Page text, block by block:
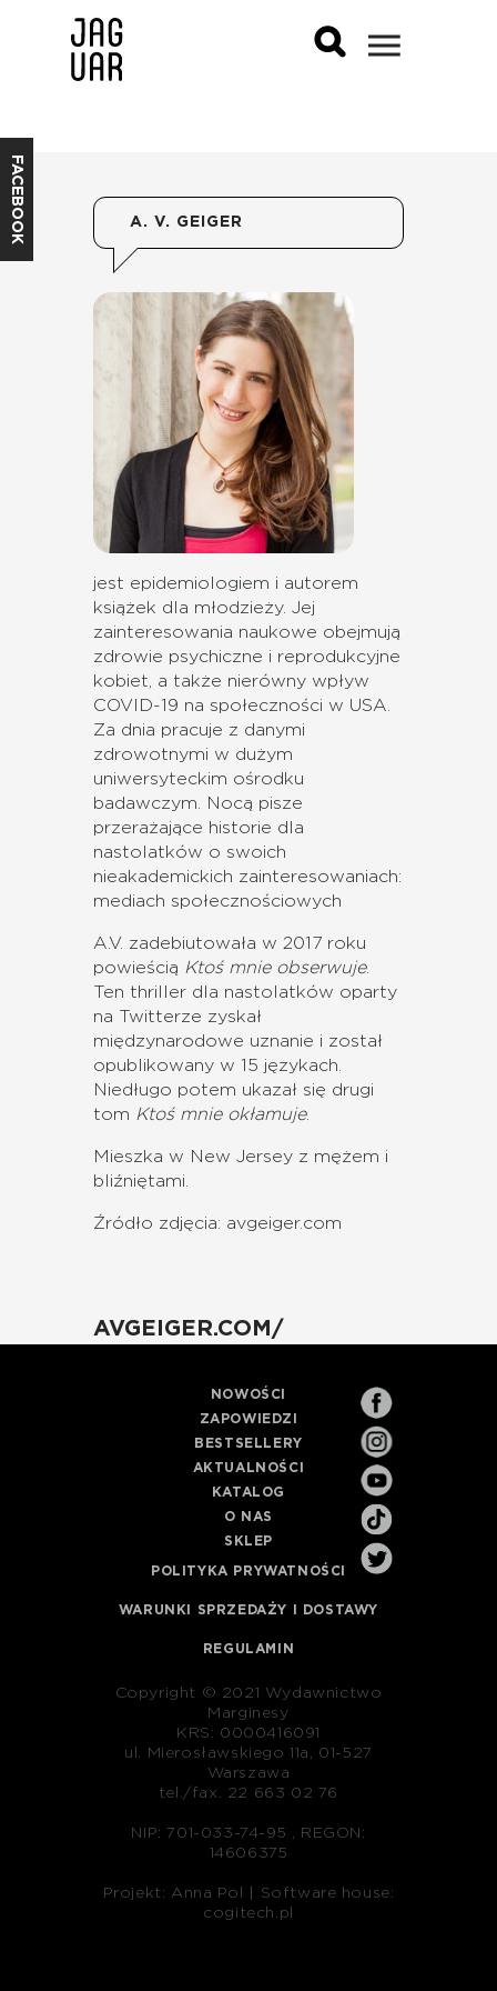
FACEBOOK A. V. GEIGER
jest epidemiologiem i autorem
książek dla młodzieży. Jej
zainteresowania naukowe obejmują
zdrowie psychiczne i reprodukcyjne
kobiet, a także nierówny wpływ
COVID-19 na społeczności w USA.
Za dnia pracuje z danymi
zdrowotnymi w dużym
uniwersyteckim ośrodku
badawczym.
Nocą pisze
przerażające historie dla
nastolatków o swoich
nieakademickich zainteresowaniach:
mediach społecznościowych
A.V. zadebiutowała w 2017 roku
powieścią Ktoś mnie obserwuje.
Ten thriller dla nastolatków oparty
na Twitterze zyskał
międzynarodowe uznanie i został
opublikowany w 15 językach.
Niedługo potem ukazał się drugi
tom Ktoś mnie okłamuje.
Mieszka w New Jersey z mężem i
bliźniętami.
Źródło zdjęcia: avgeiger.com
AVGEIGER.COM/
NOWOŚCI
ZAPOWIEDZI
BESTSELLERY
AKTUALNOŚCI
KATALOG
O NAS
SKLEP
POLITYKA PRYWATNOŚCI
WARUNKI SPRZEDAŻY I DOSTAWY
REGULAMIN
Copyright © 2021 Wydawnictwo
Marginesy
KRS: 0000416091
ul. Mierosławskiego 11a, 01-527
Warszawa
tel./fax. 22 663 02 76
NIP: 701-033-74-95 , REGON:
14606375
Projekt: Anna Pol |
Software house:
cogitech.pl